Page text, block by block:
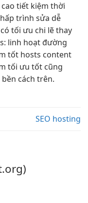
tiết kiệm thời
trình sửa dễ
tối ưu chi lẽ thay
linh hoạt đường
tốt hosts content
tối ưu tốt cũng
bền cách trên.
SEO hosting